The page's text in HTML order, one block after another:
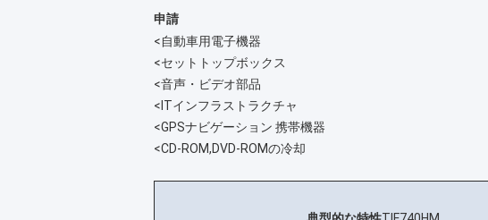
申請
<自動車用電子機器
<セットトップボックス
<音声・ビデオ部品
< ITインフラストラクチャ
<GPSナビゲーション 携帯機器
<CD-ROM,DVD-ROMの冷却